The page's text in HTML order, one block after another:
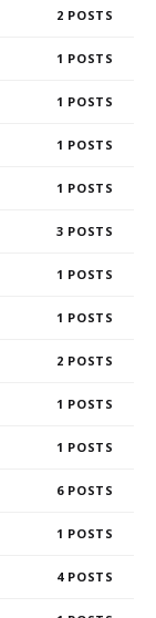
2
1
1
1
1
3
1
1
2
1
1
6
1
4